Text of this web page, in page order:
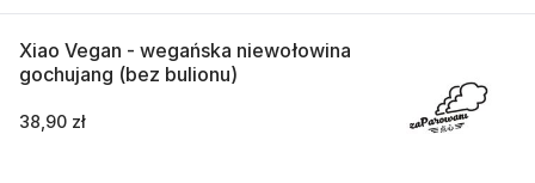
Xiao Vegan - wegańska niewołowina
gochujang (bez bulionu)
38,90 zł